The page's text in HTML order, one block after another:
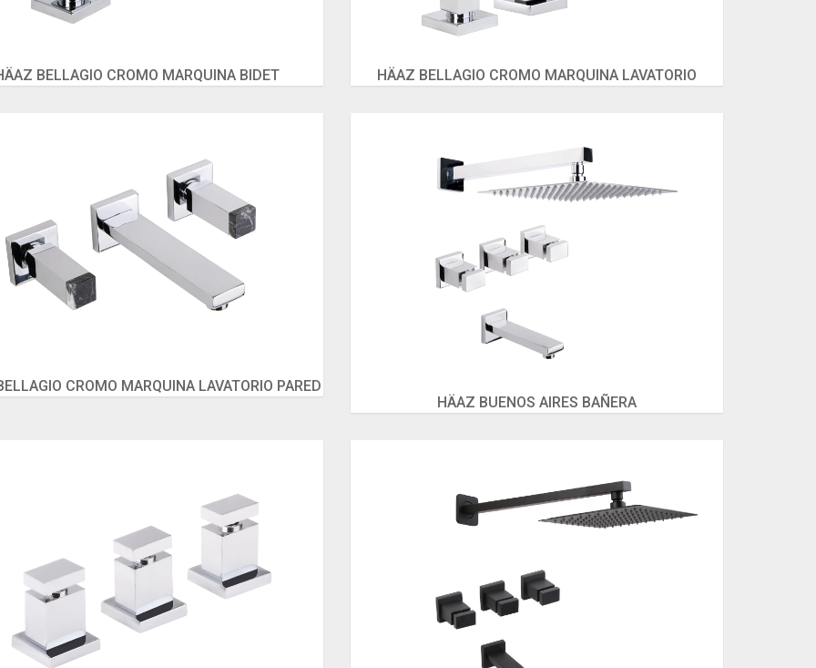
BELLAGIO CROMO MARQUINA BIDET HÄAZ BELLAGIO CROMO MARQUINA LAVATORIO
CROMO MARQUINA LAVATORIO PARED
HÄAZ BUENOS AIRES BAÑERA